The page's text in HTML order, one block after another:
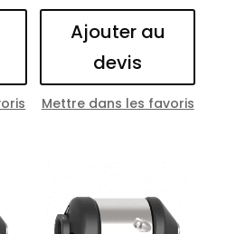
Ajouter au
devis
Mettre dans les favoris